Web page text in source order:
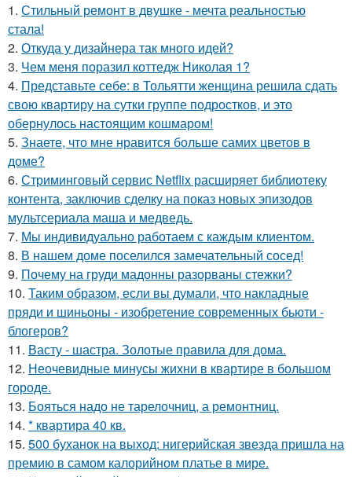
1. Стильный ремонт в двушке - мечта реальностью
стала!
2. Откуда у дизайнера так много идей?
3. Чем меня поразил коттедж Николая 1?
4. Представьте себе: в Тольятти женщина решила сдать
свою квартиру на сутки группе подростков, и это
обернулось настоящим кошмаром!
5. Знаете, что мне нравится больше самих цветов в
доме?
6. Стриминговый сервис Netflix расширяет библиотеку
контента, заключив сделку на показ новых эпизодов
мультсериала маша и медведь.
7. Мы индивидуально работаем с каждым клиентом.
8. В нашем доме поселился замечательный сосед!
9. Почему на груди мадонны разорваны стежки?
10. Таким образом, если вы думали, что накладные
пряди и шиньоны - изобретение современных бьюти -
блогеров?
11. Васту - шастра. Золотые правила для дома.
12. Неочевидные минусы жихни в квартире в большом
городе.
13. Бояться надо не тарелочниц, а ремонтниц.
14. * квартира 40 кв.
15. 500 буханок на выход: нигерийская звезда пришла на
премию в самом калорийном платье в мире.